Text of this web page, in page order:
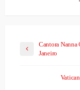
Cantora Nanna
Janeiro